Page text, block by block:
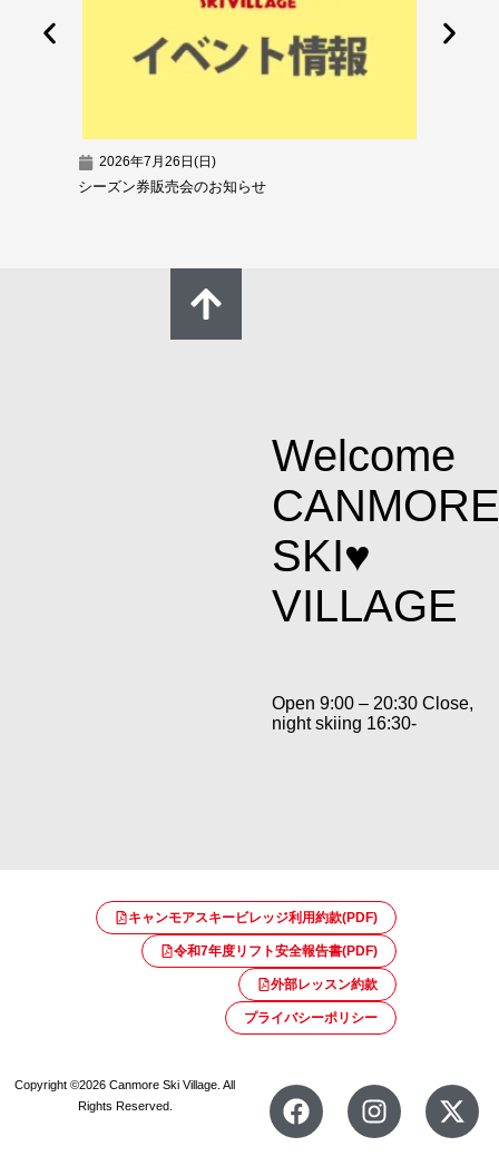
2026年7月26日(日)
シーズン券販売会のお知らせ
Welcome
CANMORE
SKI♥
VILLAGE
Open 9:00 – 20:30 Close,
night skiing 16:30-
キャンモアスキービレッジ利用約款(PDF)
令和7年度リフト安全報告書(PDF)
外部レッスン約款
プライバシーポリシー
Copyright ©2026 Canmore Ski Village. All
Rights Reserved.